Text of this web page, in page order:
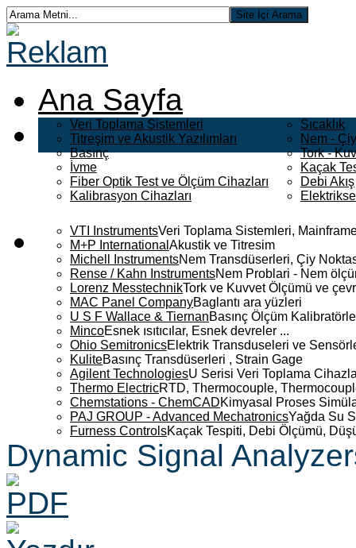
Ana Sayfa
Veri Toplama Sistemleri
Titreşim ve Akustik Yazılımları
Basınç
İvme
Fiber Optik Test ve Ölçüm Cihazları
Kalibrasyon Cihazları
Sıcaklık
Nem -
Tork -
Kaçak
Debi Akış
VTI InstrumentsVeri Toplama Sistemleri,
M+P International Akustik ve Titresim
Michell InstrumentsNem Transdüserleri, Çiy
Rense / Kahn InstrumentsNem Problari - Nem
Lorenz MesstechnikTork ve Kuvvet Ölçümü ve
MAC Panel CompanyBaglantı ara yüzleri
U S F Wallace & TiernanBasınç Ölçüm
MincoEsnek ısıtıcılar, Esnek devreler ...
Ohio SemitronicsElektrik Transduseleri ve
KuliteBasınç Transdüserleri , Strain Gage
Agilent TechnologiesU Serisi Veri Toplama
Thermo ElectricRTD, Thermocouple,
Chemstations - ChemCADKimyasal Proses
PAJ GROUP - Advanced MechatronicsYağda Su
Furness ControlsKaçak Tespiti, Debi Ölçümü,
Dynamic Signal